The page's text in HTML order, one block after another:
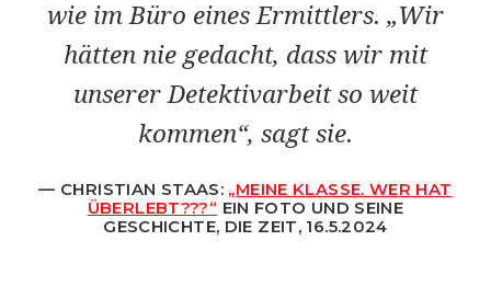
wie im Büro eines Ermittlers. „Wir
hätten nie gedacht, dass wir mit
unserer Detektivarbeit so weit
kommen“, sagt sie.
CHRISTIAN STAAS: „MEINE KLASSE. WER HAT
ÜBERLEBT???“ EIN FOTO UND SEINE
GESCHICHTE, DIE ZEIT, 16.5.2024